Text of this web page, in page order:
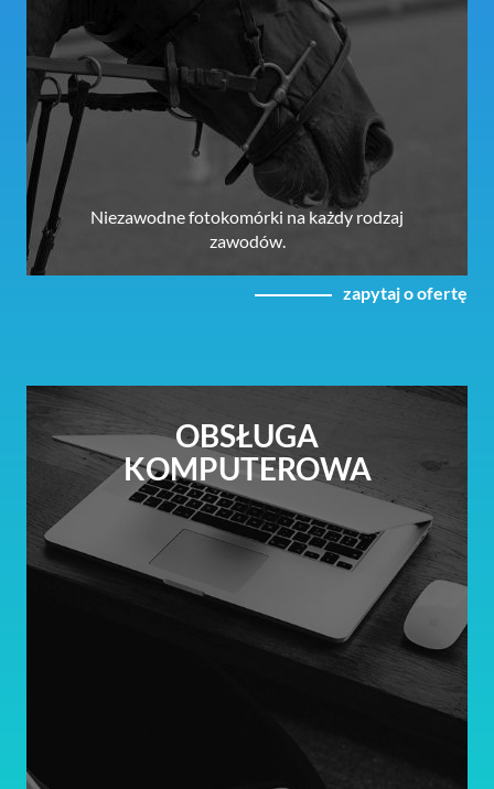
Niezawodne fotokomórki na każdy rodzaj
zawodów.
zapytaj o ofertę
OBSŁUGA
KOMPUTEROWA